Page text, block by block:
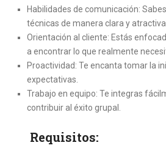
Habilidades de comunicación:
técnicas de manera clara y atractiva.
Orientación al cliente: Estás
a encontrar lo que realmente
Proactividad: Te encanta tomar la
expectativas.
Trabajo en equipo: Te integras
contribuir al éxito grupal.
Requisitos: